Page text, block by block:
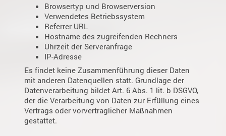
Browsertyp und Browserversion
Verwendetes Betriebssystem
Referrer URL
Hostname des zugreifenden Rechners
Uhrzeit der Serveranfrage
IP-Adresse
Es findet keine Zusammenführung dieser Daten
mit anderen Datenquellen statt. Grundlage der
Datenverarbeitung bildet Art. 6 Abs. 1 lit. b DSGVO,
der die Verarbeitung von Daten zur Erfüllung eines
Vertrags oder vorvertraglicher Maßnahmen
gestattet.